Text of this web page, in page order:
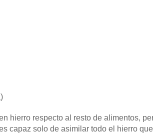
hierro respecto al resto de alimentos,
capaz solo de asimilar todo el hierro